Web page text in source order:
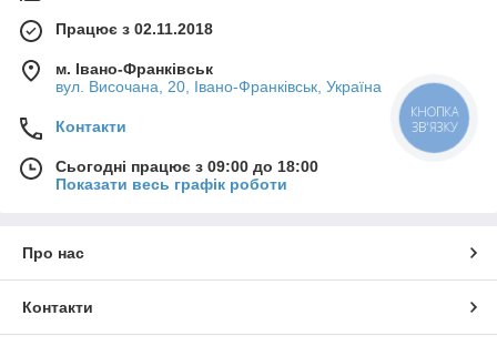
Працює з 02.11.2018
м. Івано-Франківськ
вул. Височана, 20, Івано-Франківськ, Україна
Контакти
Сьогодні працює з 09:00 до 18:00
Показати весь графік роботи
Про нас
Контакти